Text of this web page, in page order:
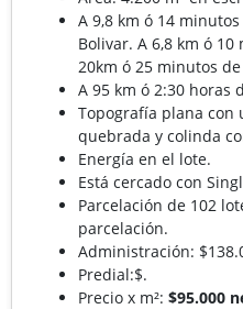
A 9,8 km ó 14
Bolivar. A 6,8 km ó
20km ó 25 minutos
A 95 km ó 2:30 horas
Topografía plana con
quebrada y colinda
Energía en el lote.
Está cercado con
Parcelación de 102
parcelación.
Administración:
Predial:$.
Precio x m²: $95.000